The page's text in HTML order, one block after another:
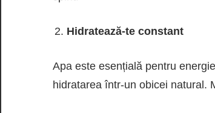
Hidratează-te constant
Apa este esențială pentru
hidratarea într-un obicei natural.